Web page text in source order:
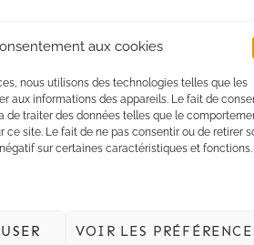
aux cookies
nous utilisons des technologies telles que les
aux informations des appareils. Le fait de
de traiter des données telles que le
ce site. Le fait de ne pas consentir ou de retirer
sur certaines caractéristiques et fonctions.
VOIR LES